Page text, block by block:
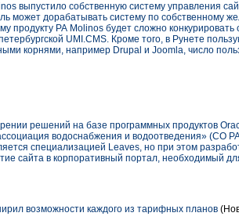
выпустило собственную систему управления
может дорабатывать систему по собственному
продукту РА Molinos будет сложно
UMI.CMS. Кроме того, в Рунете
корнями, например Drupal и Joomla, число
решений на базе программных продуктов
водоснабжения и водоотведения» (СО
специализацией Leaves, но при этом
сайта в корпоративный портал, необходимый
возможности каждого из тарифных планов